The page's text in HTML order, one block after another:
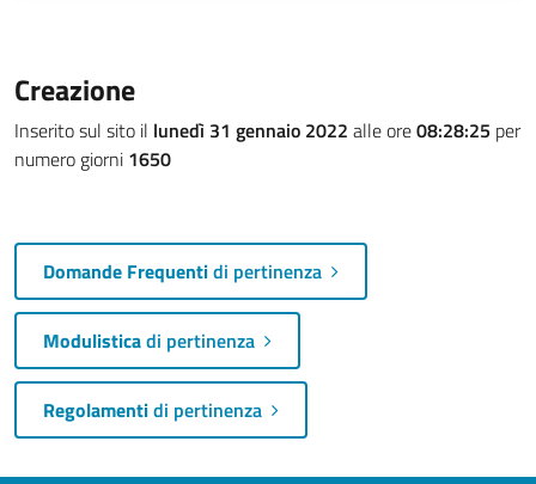
Creazione
Inserito sul sito il lunedì 31 gennaio 2022 alle ore08:28:25 per
numero giorni 1650
Domande Frequentidi pertinenza
Modulisticadi pertinenza
Regolamentidi pertinenza